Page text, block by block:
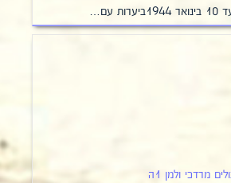
מרדכי ולמן 1ה